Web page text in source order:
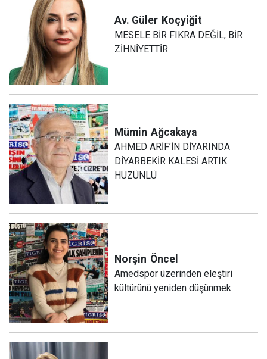
Av. Güler Koçyiğit
MESELE BİR FIKRA DEĞİL, BİR
ZİHNİYETTİR
Mümin Ağcakaya
AHMED ARİF’İN DİYARINDA
DİYARBEKİR KALESİ ARTIK
HÜZÜNLÜ
Norşin Öncel
Amedspor üzerinden eleştiri
kültürünü yeniden düşünmek